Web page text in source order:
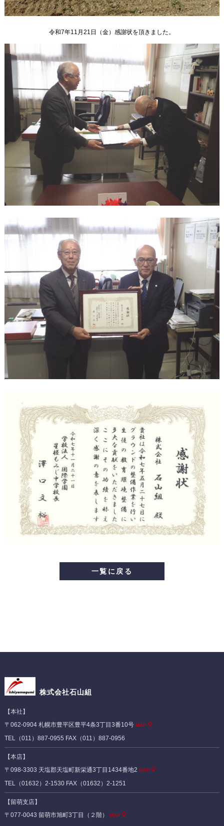
令和7年11月21日（金）感謝状を頂きました。
一覧に戻る
株式会社石山組
【本社】
〒062-0904 札幌市豊平区豊平4条3丁目3番10号 MAP
TEL（011）887-0955 FAX（011）887-0956
【本店】
〒098-3303 天塩郡天塩町新栄通3丁目1434番地2 MAP
TEL（01632）2-1530 FAX（01632）2-1251
【留萌支店】
〒077-0043 留萌市旭町3丁目（２階）
MAP